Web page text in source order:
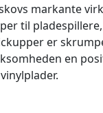
markante
til
er
en